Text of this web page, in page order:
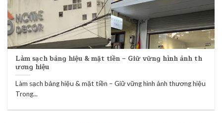
Làm sạch bảng hiệu & mặt tiền – Giữ vững hình ảnh th
ương hiệu
Làm sạch bảng hiệu & mặt tiền – Giữ vững hình ảnh thương hiệu
Trong...